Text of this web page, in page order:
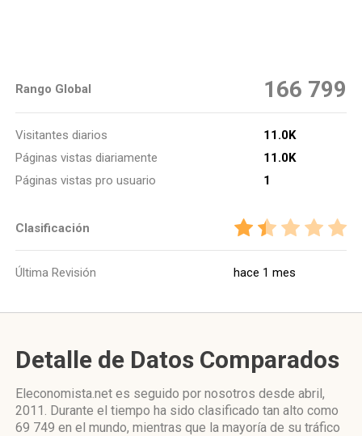
Rango Global 166 799
Visitantes diarios
11.0K
Páginas vistas diariamente
11.0K
Páginas vistas pro usuario
1
Clasificación
Última Revisión hace 1 mes
Detalle de Datos Comparados
Eleconomista.net es seguido por nosotros desde abril,
2011. Durante el tiempo ha sido clasificado tan alto como
69 749 en el mundo, mientras que la mayoría de su tráfico